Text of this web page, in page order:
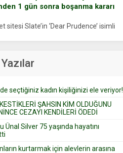
1 gün sonra boşanma kararı
sitesi Slate’in ‘Dear Prudence’ isimli
seçtiğiniz kadın kişiliğinizi ele veriyor!
ŞAHSIN KİM OLDUĞUNU
CEZAYI KENDİLERİ ÖDEDİ
Ünal Silver 75 yaşında hayatını
kurtarmak için alevlerin arasına